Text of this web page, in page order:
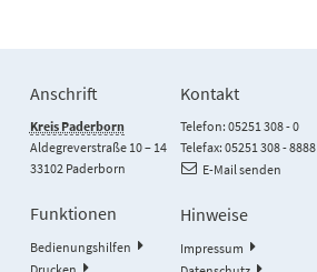
Anschrift
Kreis Paderborn
Aldegreverstraße 10 – 14
33102 Paderborn
Kontakt
Telefon: 05251 308 - 0
Telefax: 05251 308 - 8888
E-Mail senden
Funktionen
Bedienungshilfen
Hinweise
Impressum